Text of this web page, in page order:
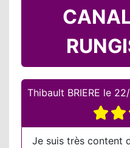
Thibault BRIERE le
Je suis très content